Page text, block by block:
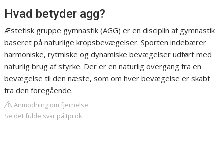
Hvad betyder agg?
Æstetisk gruppe gymnastik (AGG) er en disciplin af gymnastik
baseret på naturlige kropsbevægelser. Sporten indebærer
harmoniske, rytmiske og dynamiske bevægelser udført med
naturlig brug af styrke. Der er en naturlig overgang fra en
bevægelse til den næste, som om hver bevægelse er skabt
fra den foregående.
Anmodning om fjernelse
Se det fulde svar på tpi.dk